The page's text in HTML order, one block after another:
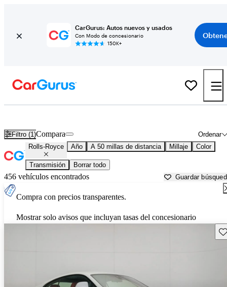
CarGurus: Autos nuevos y usados
Con Modo de concesionario
150K+
Filtro (1) Ordenar
Compara
Rolls-Royce Año A 50 millas de distancia Millaje Color
Transmisión Borrar todo
456 vehículos encontrados Guardar
Compra con precios transparentes.
Mostrar solo avisos que incluyan tasas del concesionario